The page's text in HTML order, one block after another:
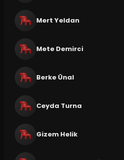
Mert Yeldan
Mete Demirci
Berke Ünal
Ceyda Turna
Gizem Helik